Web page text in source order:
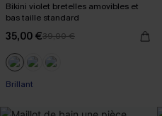
Bikini violet bretelles amovibles et
bas taille standard
35,00 €39,00 €
Brillant